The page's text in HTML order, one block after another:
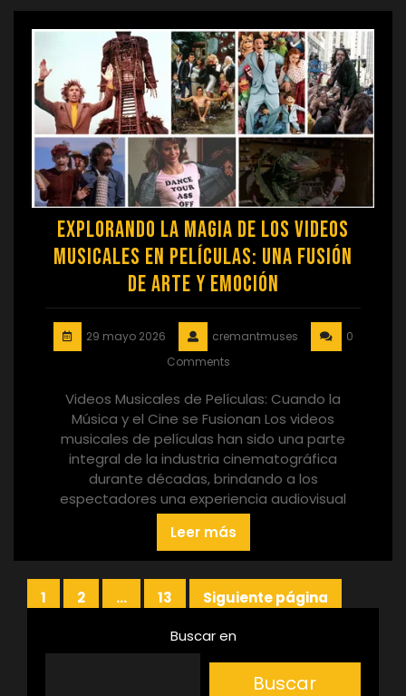
Explorando la Magia de los Videos
Musicales en Películas: Una Fusión
de Arte y Emoción
29 mayo 2026 cremantmuses
0
Comments
Videos Musicales de Películas: Cuando la
Música y el Cine se Fusionan Los videos
musicales de películas han sido una parte
integral de la industria cinematográfica
durante décadas, brindando a los
espectadores una experiencia audiovisual
Leer más
Paginación
Página
1 Página
2 … Página
13
Siguiente página
Buscar en
Buscar